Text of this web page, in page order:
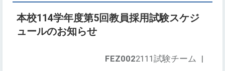
本校114学年度第5回教員採用試験スケジ
ュールのお知らせ
FEZ0022111試験チーム |